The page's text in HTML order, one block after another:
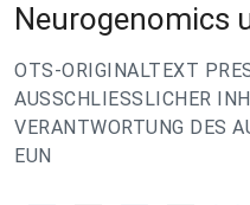
Neurogenomics
OTS-ORIGINALTEXT
AUSSCHLIESSLICHER
VERANTWORTUNG DES
EUN